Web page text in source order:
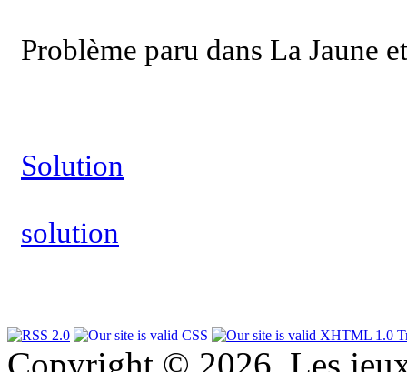
Problème paru dans La Jaune
Solution
solution
Copyright © 2026. Les